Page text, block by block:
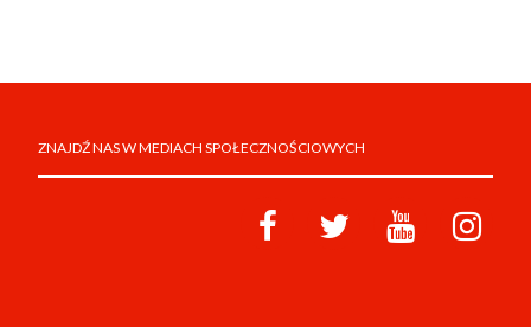
ZNAJDŹ NAS W MEDIACH SPOŁECZNOŚCIOWYCH